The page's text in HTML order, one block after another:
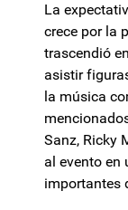
La
crece por la
trascendió
asistir
la música
Sanz, Ricky
al evento en
importantes